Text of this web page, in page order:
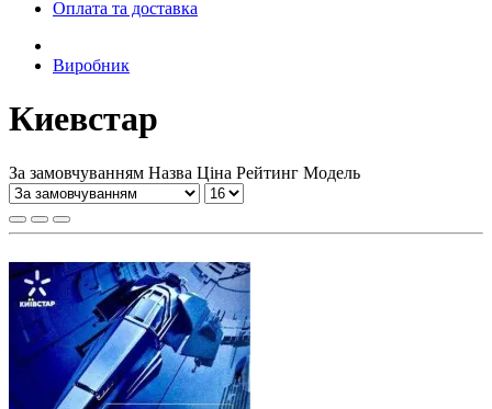
Оплата та доставка
Виробник
Киевстар
За замовчуванням Назва Ціна Рейтинг Модель